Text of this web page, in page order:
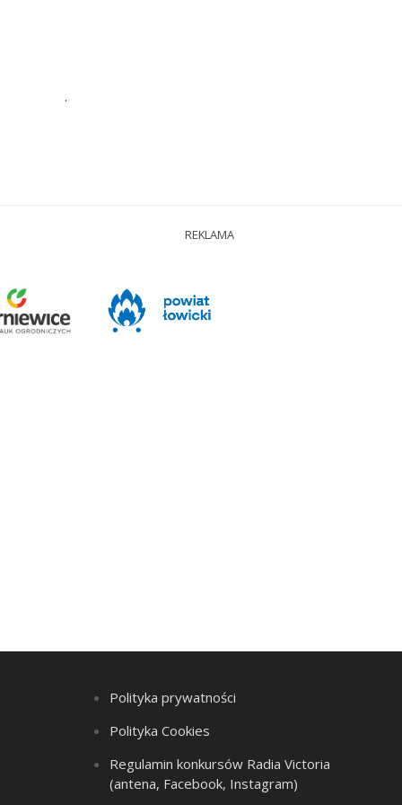
.
REKLAMA
Polityka prywatności
Polityka Cookies
Regulamin konkursów Radia Victoria
(antena, Facebook, Instagram)